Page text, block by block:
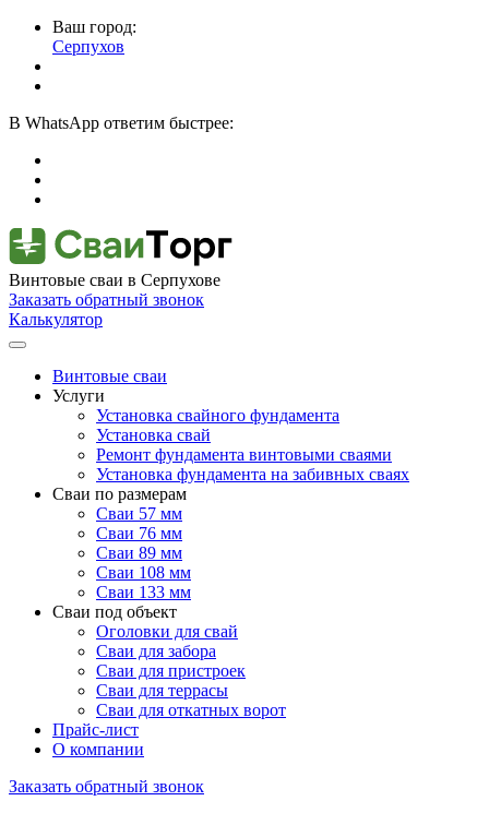
Ваш город:
Серпухов
В WhatsApp ответим быстрее:
Винтовые сваи в Серпухове
Заказать обратный звонок
Калькулятор
Винтовые сваи
Услуги
Установка свайного фундамента
Установка свай
Ремонт фундамента винтовыми сваями
Установка фундамента на забивных сваях
Сваи по размерам
Сваи 57 мм
Сваи 76 мм
Сваи 89 мм
Сваи 108 мм
Сваи 133 мм
Сваи под объект
Оголовки для свай
Сваи для забора
Сваи для пристроек
Сваи для террасы
Сваи для откатных ворот
Прайс-лист
О компании
Заказать обратный звонок